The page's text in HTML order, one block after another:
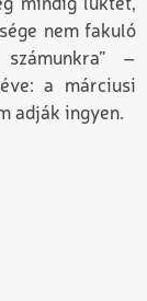
mindig lüktet,
nem fakuló
–
a márciusi
adják ingyen.